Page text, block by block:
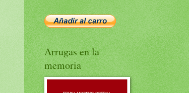
Arrugas en la
memoria